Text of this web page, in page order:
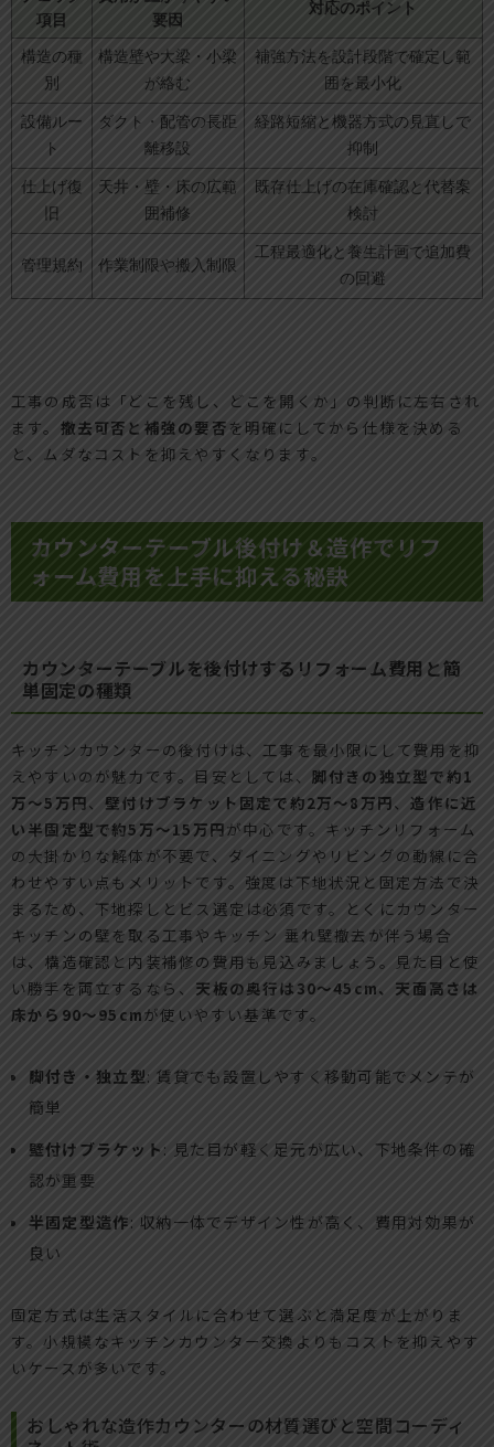
項目
要因
対応のポイント
構造の種
別
構造壁や大梁・小梁
が絡む
補強方法を設計段階で確定し範
囲を最小化
設備ルー
ト
ダクト・配管の長距
離移設
経路短縮と機器方式の見直しで
抑制
仕上げ復
旧
天井・壁・床の広範
囲補修
既存仕上げの在庫確認と代替案
検討
管理規約 作業制限や搬入制限
工程最適化と養生計画で追加費
の回避
工事の成否は「どこを残し、どこを開くか」の判断に左右され
ます。 撤去可否と補強の要否を明確にしてから仕様を決める
と、ムダなコストを抑えやすくなります。
カウンターテーブル後付け＆造作でリフ
ォーム費用を上手に抑える秘訣
カウンターテーブルを後付けするリフォーム費用と簡
単固定の種類
キッチンカウンターの後付けは、工事を最小限にして費用を抑
えやすいのが魅力です。目安としては、 脚付きの独立型で約1
万〜5万円、壁付けブラケット固定で約2万〜8万円、造作に近
い半固定型で約5万〜15万円が中心です。キッチンリフォーム
の大掛かりな解体が不要で、ダイニングやリビングの動線に合
わせやすい点もメリットです。強度は下地状況と固定方法で決
まるため、下地探しとビス選定は必須です。とくにカウンター
キッチンの壁を取る工事やキッチン 垂れ壁撤去が伴う場合
は、構造確認と内装補修の費用も見込みましょう。見た目と使
い勝手を両立するなら、 天板の奥行は30〜45cm、天面高さは
床から90〜95cmが使いやすい基準です。
脚付き・独立型: 賃貸でも設置しやすく移動可能でメンテが
簡単
壁付けブラケット : 見た目が軽く足元が広い、下地条件の確
認が重要
半固定型造作: 収納一体でデザイン性が高く、費用対効果が
良い
固定方式は生活スタイルに合わせて選ぶと満足度が上がりま
す。小規模なキッチンカウンター交換よりもコストを抑えやす
いケースが多いです。
おしゃれな造作カウンターの材質選びと空間コーディ